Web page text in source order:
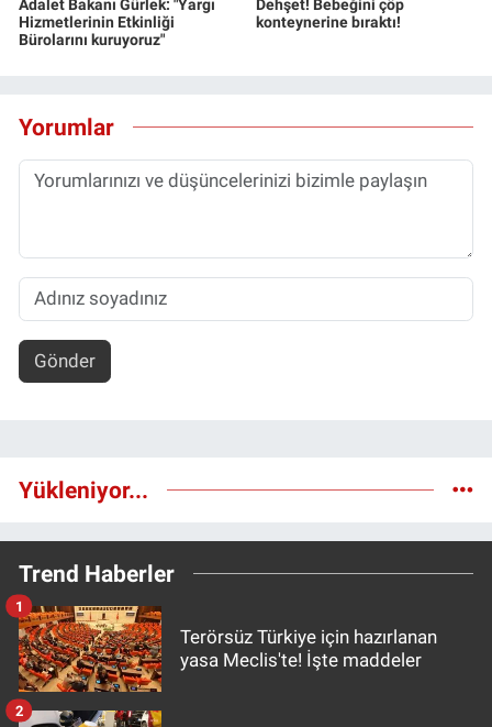
Adalet Bakanı Gürlek: "Yargı
Hizmetlerinin Etkinliği
Bürolarını kuruyoruz"
Dehşet! Bebeğini çöp
konteynerine bıraktı!
Yorumlar
Gönder
Yükleniyor...
Trend Haberler
Terörsüz Türkiye için hazırlanan
yasa Meclis'te! İşte maddeler
1
2